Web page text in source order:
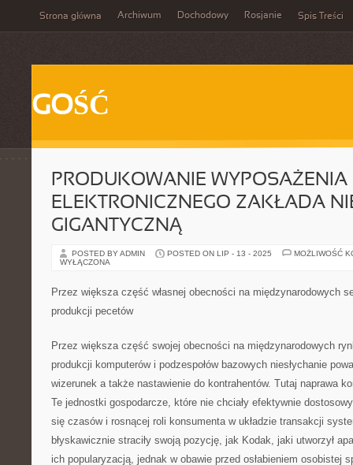
Strona główna Archiwum Dochodowy Rosjanie Spis Treści
GOŚĆ
PRODUKOWANIE WYPOSAŻENIA
ELEKTRONICZNEGO ZAKŁADA
GIGANTYCZNĄ
POSTED BY ADMIN POSTED ON LIP - 13 - 2025
MOŻLIWOŚĆ
WYŁĄCZONA
Przez większa część własnej obecności na międzynarodowych
produkcji pecetów
Przez większa część swojej obecności na międzynarodowych
produkcji komputerów i podzespołów bazowych niesłychanie
wizerunek a także nastawienie do kontrahentów. Tutaj naprawa
Te jednostki gospodarcze, które nie chciały efektywnie
się czasów i rosnącej roli konsumenta w układzie transakcji
błyskawicznie straciły swoją pozycję, jak Kodak, jaki utworzył
ich popularyzacją, jednak w obawie przed osłabieniem osobistej